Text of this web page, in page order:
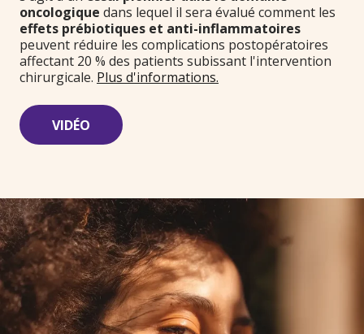
oncologique dans lequel il sera évalué comment les
effets prébiotiques et anti-inflammatoires
peuvent réduire les complications postopératoires
affectant 20 % des patients subissant l'intervention
chirurgicale. Plus d'informations.
VIDÉO